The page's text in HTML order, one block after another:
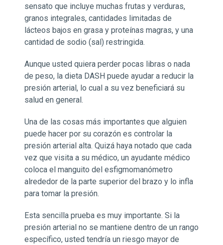
sensato que incluye muchas frutas y verduras,
granos integrales, cantidades limitadas de
lácteos bajos en grasa y proteínas magras, y una
cantidad de sodio (sal) restringida.
Aunque usted quiera perder pocas libras o nada
de peso, la dieta DASH puede ayudar a reducir la
presión arterial, lo cual a su vez beneficiará su
salud en general.
Una de las cosas más importantes que alguien
puede hacer por su corazón es controlar la
presión arterial alta. Quizá haya notado que cada
vez que visita a su médico, un ayudante médico
coloca el manguito del esfigmomanómetro
alrededor de la parte superior del brazo y lo infla
para tomar la presión.
Esta sencilla prueba es muy importante. Si la
presión arterial no se mantiene dentro de un rango
específico, usted tendría un riesgo mayor de